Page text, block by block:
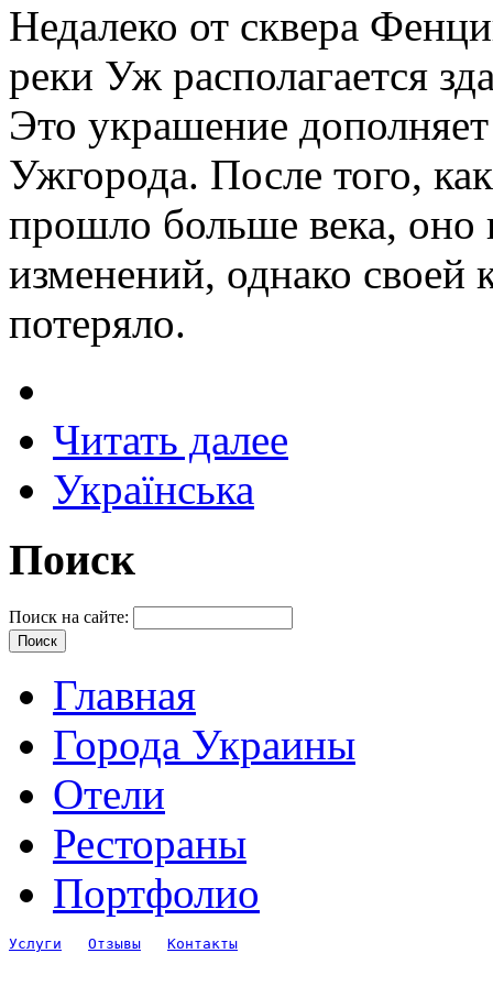
Недалеко от сквера
реки Уж располагается
Это украшение
Ужгорода. После того,
прошло больше века, оно
изменений, однако своей
потеряло.
Читать далее
Українська
Поиск
Поиск на сайте:
Главная
Города Украины
Отели
Рестораны
Портфолио
Услуги Отзывы Контакты